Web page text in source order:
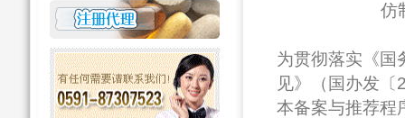
仿制药质量
为贯彻落实《国
见》（国办发
本备案与推荐程